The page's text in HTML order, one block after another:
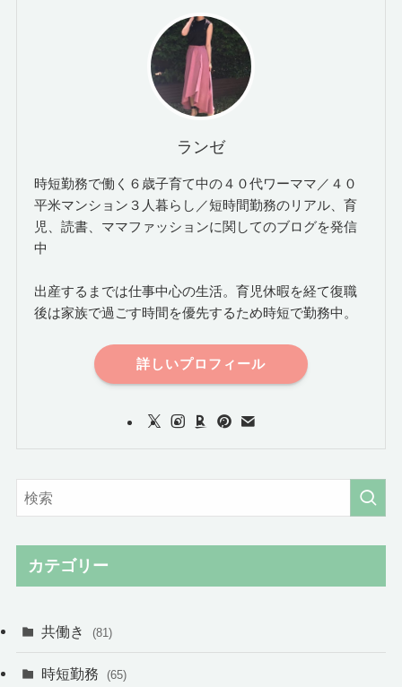
ランゼ
時短勤務で働く６歳子育て中の４０代ワーママ／４０
平米マンション３人暮らし／短時間勤務のリアル、育
児、読書、ママファッションに関してのブログを発信
中
出産するまでは仕事中心の生活。育児休暇を経て復職
後は家族で過ごす時間を優先するため時短で勤務中。
詳しいプロフィール
カテゴリー
共働き (81)
時短勤務 (65)